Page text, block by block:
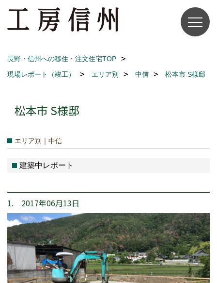
長野・信州への移住・注文住宅TOP
現場レポート（竣工）
エリア別 中信 松本市 S様邸
松本市 S様邸
エリア別｜中信
建築中レポート
1. 2017年06月13日